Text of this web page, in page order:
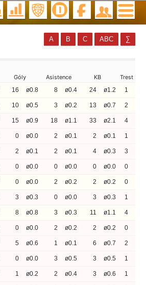
A B C ABC ∑
Góly Asistence KB Trest
16 ø0.8 8 ø0.4 24 ø1.2 1
10 ø0.5 3 ø0.2 13 ø0.7 2
15 ø0.9 18 ø1.1 33 ø2.1 4
0 ø0.0 2 ø0.1 2 ø0.1 1
2 ø0.1 2 ø0.1 4 ø0.3 3
0 ø0.0 0 ø0.0 0 ø0.0 0
0 ø0.0 2 ø0.2 2 ø0.2 0
3 ø0.3 0 ø0.0 3 ø0.3 1
8 ø0.8 3 ø0.3 11 ø1.1 4
0 ø0.0 2 ø0.2 2 ø0.2 0
5 ø0.6 1 ø0.1 6 ø0.7 2
0 ø0.0 3 ø0.5 3 ø0.5 1
1 ø0.2 2 ø0.4 3 ø0.6 1